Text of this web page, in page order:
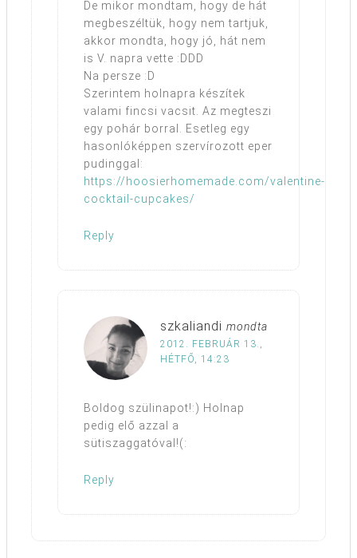
De mikor mondtam, hogy de hát
megbeszéltük, hogy nem tartjuk,
akkor mondta, hogy jó, hát nem
is V. napra vette :DDD
Na persze :D
Szerintem holnapra készítek
valami fincsi vacsit. Az megteszi
egy pohár borral. Esetleg egy
hasonlóképpen szervírozott eper
pudinggal:
https://hoosierhomemade.com/valentine-
cocktail-cupcakes/
Reply
szkaliandi mondta
2012. FEBRUÁR 13.,
HÉTFŐ, 14:23
Boldog szülinapot!:) Holnap
pedig elő azzal a
sütiszaggatóval!(:
Reply